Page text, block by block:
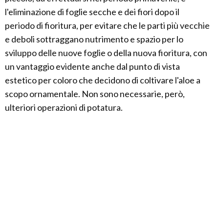
l'eliminazione di foglie secche e dei fiori dopo il
periodo di fioritura, per evitare che le parti più vecchie
e deboli sottraggano nutrimento e spazio per lo
sviluppo delle nuove foglie o della nuova fioritura, con
un vantaggio evidente anche dal punto di vista
estetico per coloro che decidono di coltivare l'aloe a
scopo ornamentale. Non sono necessarie, però,
ulteriori operazioni di potatura.